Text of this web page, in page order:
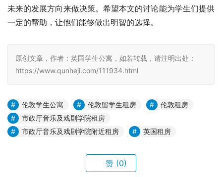
未来的发展方向来做决策。希望本文的讨论能为学生们提供
一定的帮助，让他们能够做出明智的选择。
原创文章，作者：英国学生公寓，如若转载，请注明出处：
https://www.qunheji.com/111934.html
伦敦学生公寓 伦敦留学生租房
伦敦租房
市政厅音乐及戏剧学院租房
市政厅音乐及戏剧学院附近租房
英国租房
赞 (0)